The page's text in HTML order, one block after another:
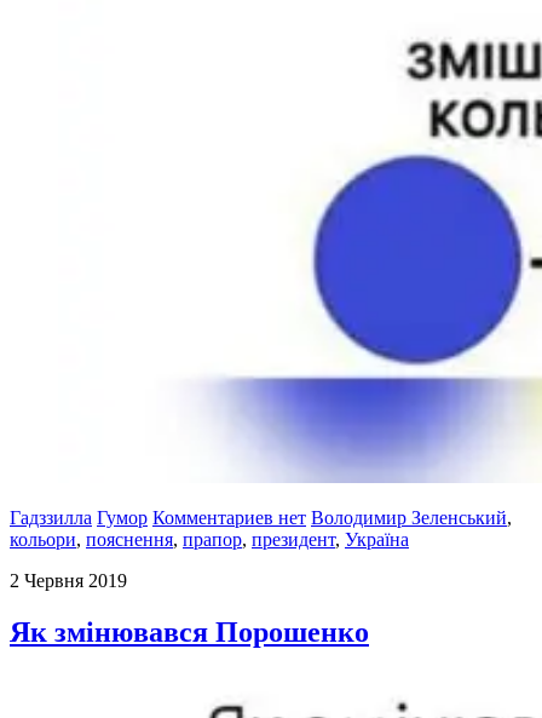
Гадззилла Гумор Комментариев нет Володимир Зеленський,
кольори, пояснення, прапор, президент, Україна
2 Червня 2019
Як змінювався Порошенко